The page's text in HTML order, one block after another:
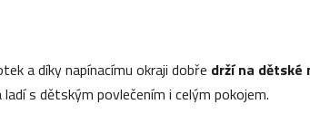
a díky napínacímu okraji dobře drží na dětské
s dětským povlečením i celým pokojem.